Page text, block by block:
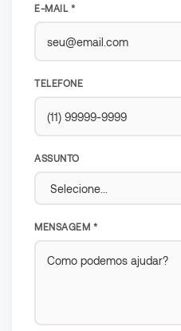
E-MAIL *
TELEFONE
ASSUNTO
MENSAGEM *